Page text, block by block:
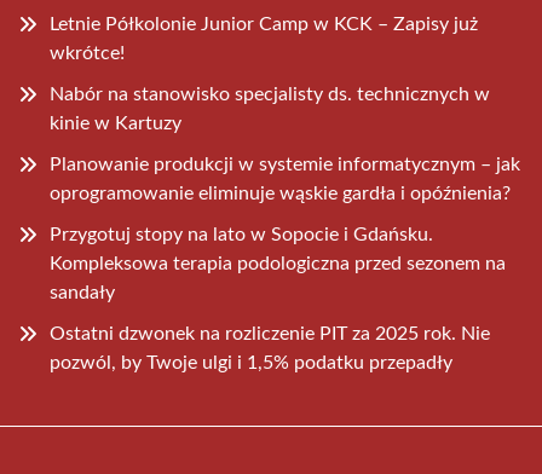
Letnie Półkolonie Junior Camp w KCK – Zapisy już
wkrótce!
Nabór na stanowisko specjalisty ds. technicznych w
kinie w Kartuzy
Planowanie produkcji w systemie informatycznym – jak
oprogramowanie eliminuje wąskie gardła i opóźnienia?
Przygotuj stopy na lato w Sopocie i Gdańsku.
Kompleksowa terapia podologiczna przed sezonem na
sandały
Ostatni dzwonek na rozliczenie PIT za 2025 rok. Nie
pozwól, by Twoje ulgi i 1,5% podatku przepadły